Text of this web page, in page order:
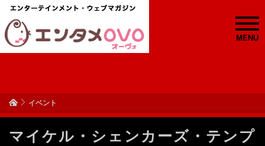
MENU
イベント
マイケル・シェンカーズ・テンプ